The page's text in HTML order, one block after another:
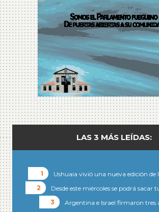
LAS 3 MÁS LEÍDAS:
Ushuaia vivió una nueva edición de
Desde este miércoles se podrá sacar
Argentina e Israel firmaron tres